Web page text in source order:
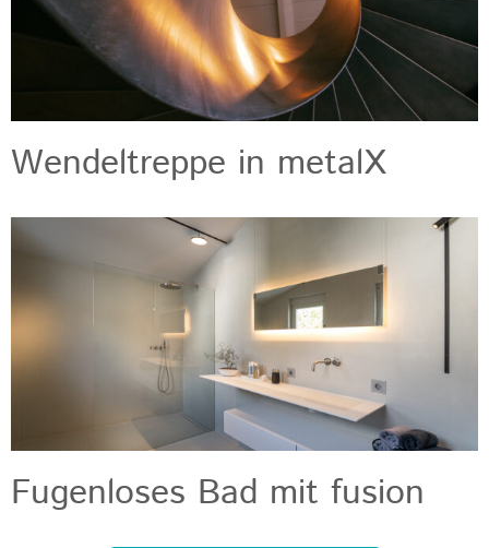
Wendeltreppe in metalX
Fugenloses Bad mit fusion